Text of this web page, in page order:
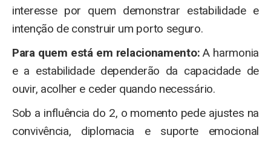
interesse por quem demonstrar estabilidade e
intenção de construir um porto seguro.
Para quem está em relacionamento: A harmonia
e a estabilidade dependerão da capacidade de
ouvir, acolher e ceder quando necessário.
Sob a influência do 2, o momento pede ajustes na
convivência, diplomacia e suporte emocional